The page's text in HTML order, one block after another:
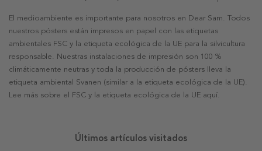
El medioambiente es importante para nosotros en Dear Sam. Todos
nuestros pósters están impresos en papel con las etiquetas
ambientales FSC y la etiqueta ecológica de la UE para la silvicultura
responsable. Nuestras instalaciones de impresión son 100 %
climáticamente neutras y toda la producción de pósters lleva la
etiqueta ambiental Svanen (similar a la etiqueta ecológica de la UE).
Lee más sobre el FSC y la etiqueta ecológica de la UE aquí.
Últimos artículos visitados